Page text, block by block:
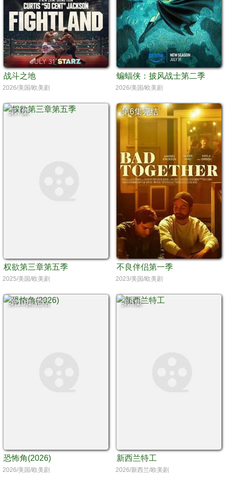
战斗之地
2026/美国/欧美剧
蝙蝠侠：披风战士第二季
2026/美国/欧美剧
第7集
权欲第三章第五季
2025/美国/欧美剧
第6集完结
不良伴侣第一季
2023/美国/欧美剧
第10集完结
恐怖角(2026)
2026/美国/欧美剧
第5集
新西兰特工
2026/新西兰/欧美剧